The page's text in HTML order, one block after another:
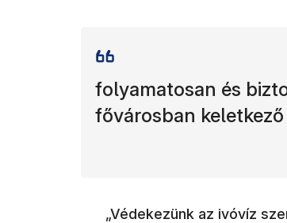
folyamatosan és
fővárosban
„Védekezünk az ivóvíz